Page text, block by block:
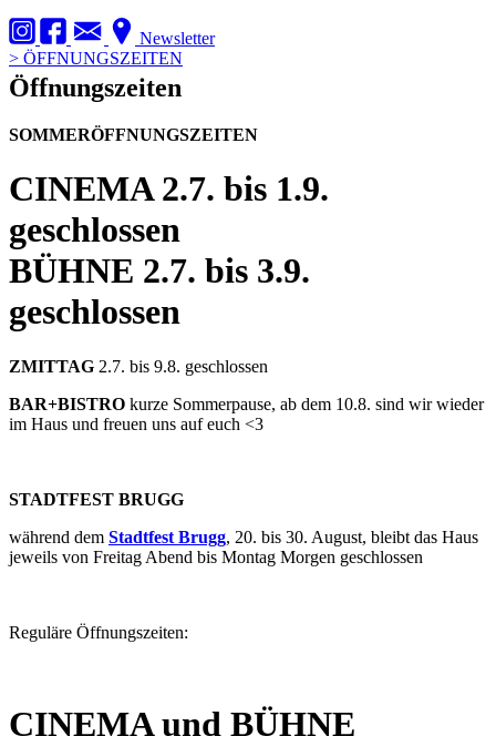
Newsletter
> ÖFFNUNGSZEITEN
Öffnungszeiten
SOMMERÖFFNUNGSZEITEN
CINEMA2.7. bis 1.9.
geschlossen
BÜHNE 2.7. bis 3.9.
geschlossen
ZMITTAG 2.7. bis 9.8. geschlossen
BAR+BISTRO kurze Sommerpause, ab dem 10.8. sind wir wieder
im Haus und freuen uns auf euch <3
STADTFEST BRUGG
während dem Stadtfest Brugg, 20. bis 30. August, bleibt das Haus
jeweils von Freitag Abend bis Montag Morgen geschlossen
Reguläre Öffnungszeiten:
CINEMA und BÜHNE